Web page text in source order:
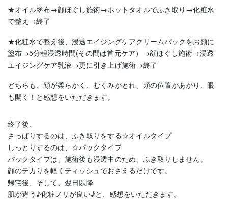
★オイル塗布→顔ほぐし施術→ホットタオルでふき取り→化粧水
で整え→終了
★化粧水で整え後、浸透エイジングケアクリームパックをお顔に
塗布→5分程浸透時間(その間は首元ケア）→顔ほぐし施術→浸透
エイジングケア乳液→更に引き上げ施術→終了
どちらも、顔が柔らかく、むくみがとれ、頬の位置があがり、眼
も開く！と感想をいただきます。
終了後、
さっぱりするのは、ふき取りをする☆オイルタイプ
しっとりするのは、☆パックタイプ
パックタイプは、施術後も浸透中のため、ふき取りしません。
顔のテカりを軽くティッシュでおさえるだけです。
帰宅後、そして、翌日以降
肌が違う♪化粧ノリが良い♪と、感想をいただきます。